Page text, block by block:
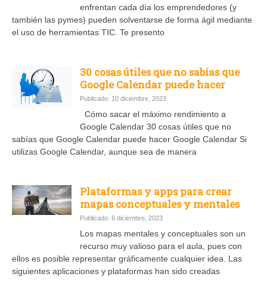
enfrentan cada día los emprendedores (y
también las pymes) pueden solventarse de forma ágil mediante
el uso de herramientas TIC. Te presento
30 cosas útiles que no sabías que
Google Calendar puede hacer
Publicado: 10 diciembre, 2023
Cómo sacar el máximo rendimiento a
Google Calendar 30 cosas útiles que no
sabías que Google Calendar puede hacer Google Calendar Si
utilizas Google Calendar, aunque sea de manera
Plataformas y apps para crear
mapas conceptuales y mentales
Publicado: 6 diciembre, 2023
Los mapas mentales y conceptuales son un
recurso muy valioso para el aula, pues con
ellos es posible representar gráficamente cualquier idea. Las
siguientes aplicaciones y plataformas han sido creadas